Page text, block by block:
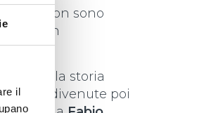
il
non sono
per non
della storia
divenute poi